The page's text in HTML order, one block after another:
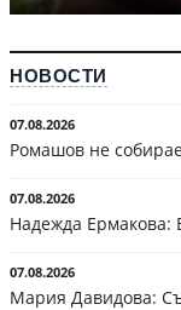
НОВОСТИ
07.08.2026
Ромашов не
07.08.2026
Надежда Ермакова:
07.08.2026
Мария Давидова: